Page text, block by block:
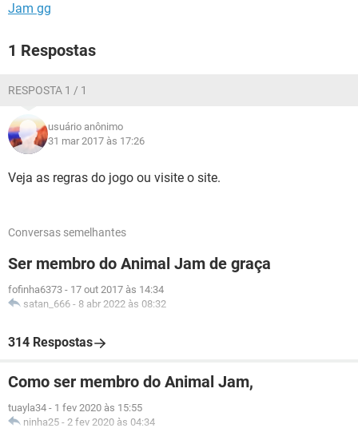
Jam gg
1 Respostas
RESPOSTA 1 / 1
usuário anônimo
31 mar 2017 às 17:26
Veja as regras do jogo ou visite o site.
Conversas semelhantes
Ser membro do Animal Jam de graça
fofinha6373 - 17 out 2017 às 14:34
satan_666 - 8 abr 2022 às 08:32
314 Respostas
Como ser membro do Animal Jam,
tuayla34 - 1 fev 2020 às 15:55
ninha25 - 2 fev 2020 às 04:34